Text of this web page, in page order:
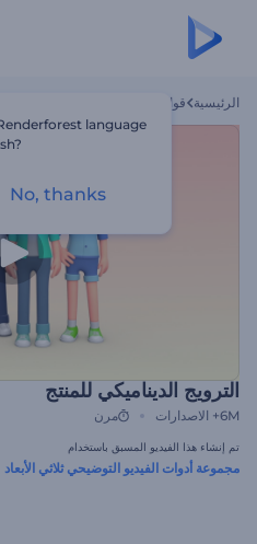
الرئيسية قوالب
الترويج الديناميكي للمنتج
6M+ الاصدارات مرن
تم إنشاء هذا الفيديو المسبق باستخدام
مجموعة أدوات الفيديو التوضيحي ثلاثي الأبعاد
language
No, thanks